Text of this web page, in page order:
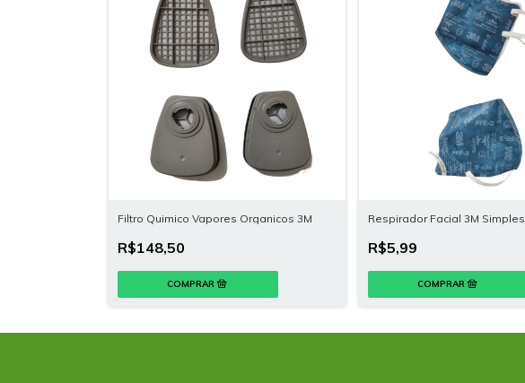
Filtro Quimico Vapores Organicos 3M
R$148,50
Respirador Facial 3M Simples
R$5,99